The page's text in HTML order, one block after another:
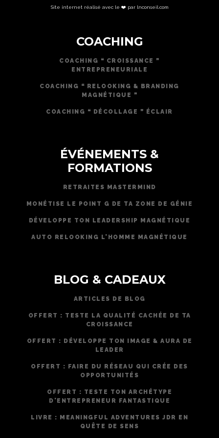
Site internet réalisé avec le ❤️ par lnconseil.com
COACHING
COACHING ❝ CROISSANCE ❞
ENTREPRENEURIALE
COACHING ❝ RELOOKING & BRANDING
MAGNÉTIQUE ❞
COACHING ❝ DÉCOLLAGE ❞ ÉCLAIR
ÉVÉNEMENTS &
FORMATIONS
RETRAITES MASTERMIND
MONÉTISE LE POINT G DE TA ZONE DE GÉNIE
DÉVELOPPE TON LEADERSHIP MAGNÉTIQUE
AUTO RELOOKING L'HOMME MAGNÉTIQUE
BLOG & CADEAUX
ARTICLES DE BLOG
OFFERT : TESTE LA QUALITÉ CACHÉE DE TA
CROISSANCE
OFFERT : DÉVELOPPE TON IMAGE & AURA DE
LEADER
OFFERT : FAIRE DU RÉSEAU QUI CRÉE DES
OPPORTUNITÉS
OFFERT : TESTE TON ARCHÉTYPE
D'ENTREPRENEUR FANTASTIQUE
LIVRE : MEANINGFUL ADVENTURES JDR EN
QUÊTE DE SENS